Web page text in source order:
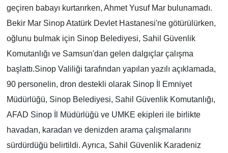
geçiren babayı kurtarırken, Ahmet Yusuf Mar bulunamadı.
Bekir Mar Sinop Atatürk Devlet Hastanesi'ne götürülürken,
oğlunu bulmak için Sinop Belediyesi, Sahil Güvenlik
Komutanlığı ve Samsun'dan gelen dalgıçlar çalışma
başlattı.Sinop Valiliği tarafından yapılan yazılı açıklamada,
90 personelin, dron destekli olarak Sinop İl Emniyet
Müdürlüğü, Sinop Belediyesi, Sahil Güvenlik Komutanlığı,
AFAD Sinop İl Müdürlüğü ve UMKE ekipleri ile birlikte
havadan, karadan ve denizden arama çalışmalarını
sürdürdüğü belirtildi. Ayrıca, Sahil Güvenlik Karadeniz